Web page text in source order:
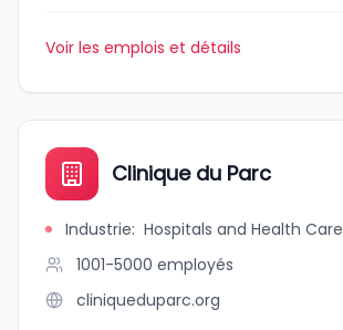
Voir les emplois et détails
Clinique du Parc
Industrie: Hospitals and Health Care
1001-5000 employés
cliniqueduparc.org